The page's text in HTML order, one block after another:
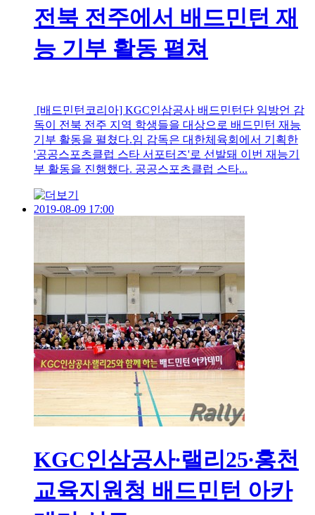
전북 전주에서 배드민턴 재
능 기부 활동 펼쳐
[배드민턴코리아] KGC인삼공사 배드민턴단 임방언 감
독이 전북 전주 지역 학생들을 대상으로 배드민턴 재능
기부 활동을 펼쳤다.임 감독은 대한체육회에서 기획한
'공공스포츠클럽 스타 서포터즈'로 선발돼 이번 재능기
부 활동을 진행했다. 공공스포츠클럽 스타...
2019-08-09 17:00
KGC인삼공사∙랠리25∙홍천
교육지원청 배드민턴 아카